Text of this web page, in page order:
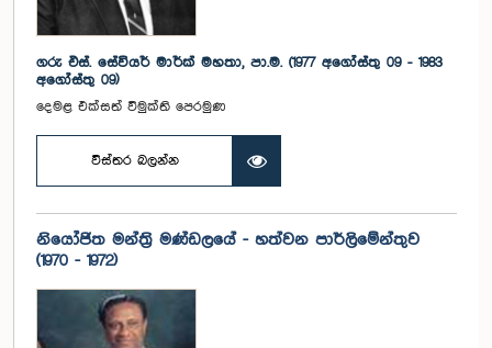
ගරු එස්. සේවියර් මාර්ක් මහතා, පා.ම. (1977 අගෝස්තු 09 - 1983
අගෝස්තු 09)
දෙමළ එක්සත් විමුක්ති පෙරමුණ
විස්තර බලන්න
නියෝජිත මන්ත්‍රි මණ්ඩලයේ - හත්වන පාර්ලිමේන්තුව
(1970 - 1972)